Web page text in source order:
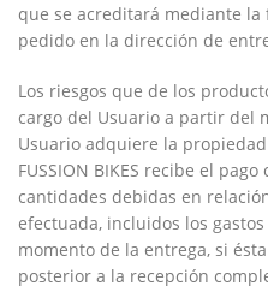
que se acreditará mediante
pedido en la dirección de
Los riesgos que de los
cargo del Usuario a partir del
Usuario adquiere la
FUSSION BIKES recibe el pago
cantidades debidas en
efectuada, incluidos los
momento de la entrega, si
posterior a la recepción